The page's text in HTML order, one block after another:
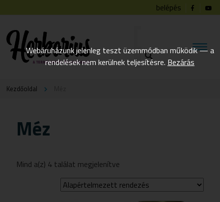
belépés
Kezdőoldal
Méz
Mind a(z) 4 találat megjelenítve
Webáruházunk jelenleg teszt üzemmódban működik — a
rendelések nem kerülnek teljesítésre. Bezárás